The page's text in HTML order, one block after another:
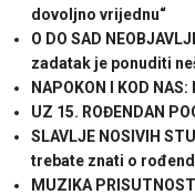
dovoljno vrijednu“
O DO SAD
zadatak je ponuditi
NAPOKON I KOD
UZ 15. ROĐENDAN
SLAVLJE NOSIVIH
trebate znati o
MUZIKA